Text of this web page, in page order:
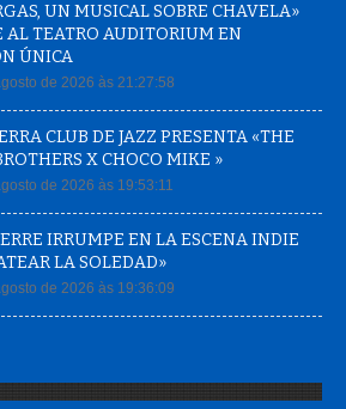
UN MUSICAL SOBRE CHAVELA»
AL TEATRO AUDITORIUM EN
ÚNICA
de 2026 às 21:27:58
CLUB DE JAZZ PRESENTA «THE
X CHOCO MIKE »
de 2026 às 19:53:11
IRRUMPE EN LA ESCENA INDIE
LA SOLEDAD»
de 2026 às 19:36:09